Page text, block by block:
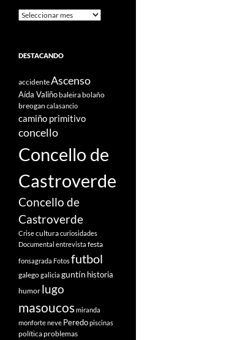
Históricos
DESTACANDO
accidenteAscenso
Aída Valiñobaleirabolaño
breogan calasancio
camiño primitivo
concello
Concello de
Castroverde
Concello de
Castroverde
Criseculturacuriosidades
Documental entrevista festa
fonsagrada Fotosfutbol
galegogalicia guntín historia
humor lugo
masoucosmiranda
monforteneve Peredopiscinas
políticaproblemas